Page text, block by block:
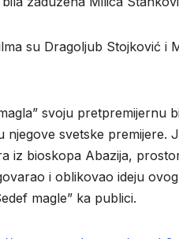
su Dragoljub Stojković i
svoju pretpremijernu
njegove svetske
iz bioskopa Abazija,
i oblikovao ideju
magle” ka publici.